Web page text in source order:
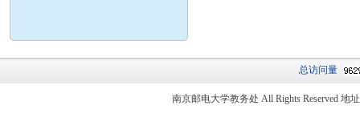
总访问量
南京邮电大学教务处 All Rights Reserved